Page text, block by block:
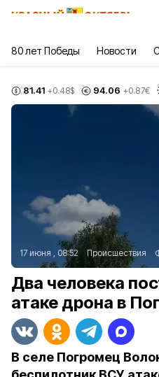
80 лет Победы Новости
81.41 +0.48$ 94.06 +0.87€
17 июня , 08:52 Происшествия
Два человека
атаке дрона в
В селе Погромец